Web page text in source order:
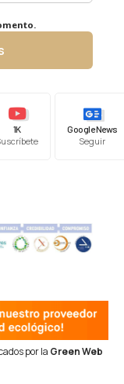
1K Google News
Seguir
por la Green Web